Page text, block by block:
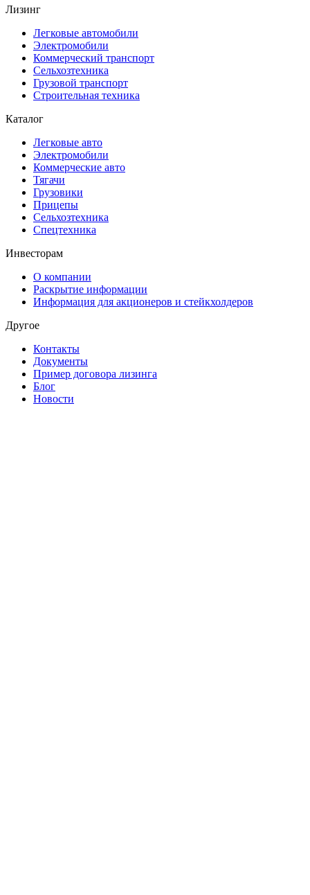
Лизинг
Легковые автомобили
Электромобили
Коммерческий транспорт
Сельхозтехника
Грузовой транспорт
Строительная техника
Каталог
Легковые авто
Электромобили
Коммерческие авто
Тягачи
Грузовики
Прицепы
Сельхозтехника
Спецтехника
Инвесторам
О компании
Раскрытие информации
Информация для акционеров и стейкхолдеров
Другое
Контакты
Документы
Пример договора лизинга
Блог
Новости